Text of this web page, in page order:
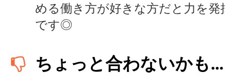
める働き方が好きな方だと力を
です◎
ちょっと合わないかも…